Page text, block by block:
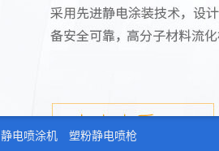
静电喷涂机 塑粉静电喷枪